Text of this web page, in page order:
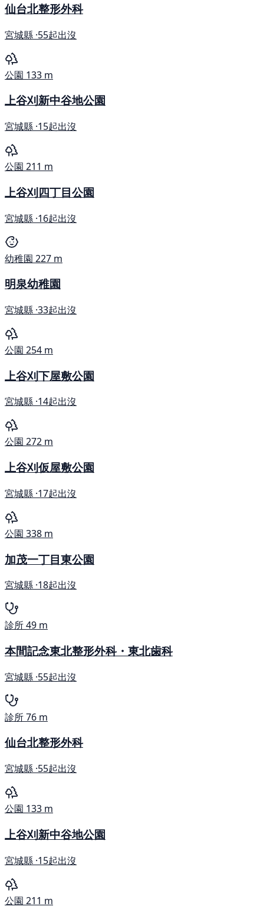
仙台北整形外科
宮城縣 ·55起出沒
公園 133 m
上谷刈新中谷地公園
宮城縣 ·15起出沒
公園 211 m
上谷刈四丁目公園
宮城縣 ·16起出沒
幼稚園 227 m
明泉幼稚園
宮城縣 ·33起出沒
公園 254 m
上谷刈下屋敷公園
宮城縣 ·14起出沒
公園 272 m
上谷刈仮屋敷公園
宮城縣 ·17起出沒
公園 338 m
加茂一丁目東公園
宮城縣 ·18起出沒
診所49 m
本間記念東北整形外科・東北歯科
宮城縣 ·55起出沒
診所76 m
仙台北整形外科
宮城縣 ·55起出沒
公園 133 m
上谷刈新中谷地公園
宮城縣 ·15起出沒
公園 211 m